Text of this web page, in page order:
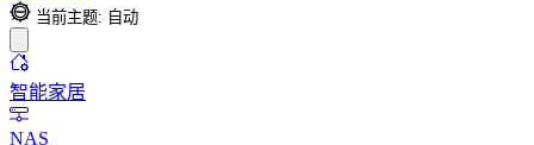
当前主题: 自动
智能家居
NAS